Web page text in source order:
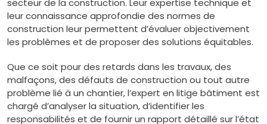
secteur de la construction. Leur expertise technique et
leur connaissance approfondie des normes de
construction leur permettent d’évaluer objectivement
les problèmes et de proposer des solutions équitables.
Que ce soit pour des retards dans les travaux, des
malfaçons, des défauts de construction ou tout autre
problème lié à un chantier, l’expert en litige bâtiment est
chargé d’analyser la situation, d’identifier les
responsabilités et de fournir un rapport détaillé sur l’état